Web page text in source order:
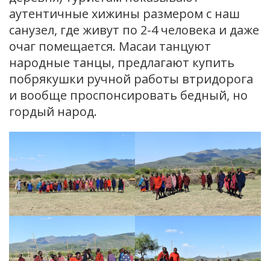
аутентичные хижины размером с наш
санузел, где живут по 2-4 человека и даже
очаг помещается. Масаи танцуют
народные танцы, предлагают купить
побрякушки ручной работы втридорога
и вообще проспонсировать бедный, но
гордый народ.